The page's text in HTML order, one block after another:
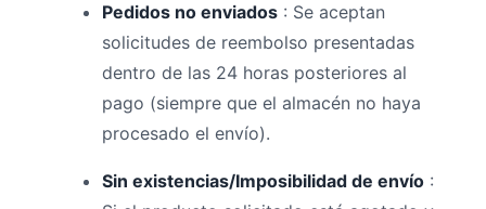
Pedidos no enviados : Se aceptan
solicitudes de reembolso presentadas
dentro de las 24 horas posteriores al
pago (siempre que el almacén no haya
procesado el envío).
Sin existencias/Imposibilidad de envío :